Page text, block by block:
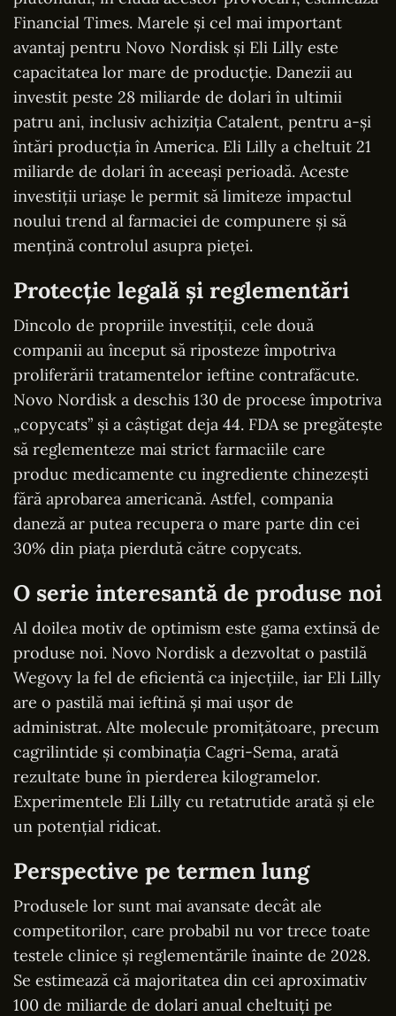
Financial Times. Marele și cel mai important
avantaj pentru Novo Nordisk și Eli Lilly este
capacitatea lor mare de producție. Danezii au
investit peste 28 miliarde de dolari în ultimii
patru ani, inclusiv achiziția Catalent, pentru a-și
întări producția în America. Eli Lilly a cheltuit 21
miliarde de dolari în aceeași perioadă. Aceste
investiții uriașe le permit să limiteze impactul
noului trend al farmaciei de compunere și să
mențină controlul asupra pieței.
Protecție legală și reglementări
Dincolo de propriile investiții, cele două
companii au început să riposteze împotriva
proliferării tratamentelor ieftine contrafăcute.
Novo Nordisk a deschis 130 de procese împotriva
„copycats” și a câștigat deja 44. FDA se pregătește
să reglementeze mai strict farmaciile care
produc medicamente cu ingrediente chinezești
fără aprobarea americană. Astfel, compania
daneză ar putea recupera o mare parte din cei
30% din piața pierdută către copycats.
O serie interesantă de produse noi
Al doilea motiv de optimism este gama extinsă de
produse noi. Novo Nordisk a dezvoltat o pastilă
Wegovy la fel de eficientă ca injecțiile, iar Eli Lilly
are o pastilă mai ieftină și mai ușor de
administrat. Alte molecule promițătoare, precum
cagrilintide și combinația Cagri-Sema, arată
rezultate bune în pierderea kilogramelor.
Experimentele Eli Lilly cu retatrutide arată și ele
un potențial ridicat.
Perspective pe termen lung
Produsele lor sunt mai avansate decât ale
competitorilor, care probabil nu vor trece toate
testele clinice și reglementările înainte de 2028.
Se estimează că majoritatea din cei aproximativ
100 de miliarde de dolari anual cheltuiți pe